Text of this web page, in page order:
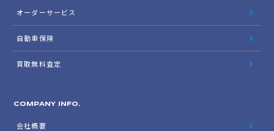
オーダーサービス
自動車保険
買取無料査定
COMPANY INFO.
会社概要